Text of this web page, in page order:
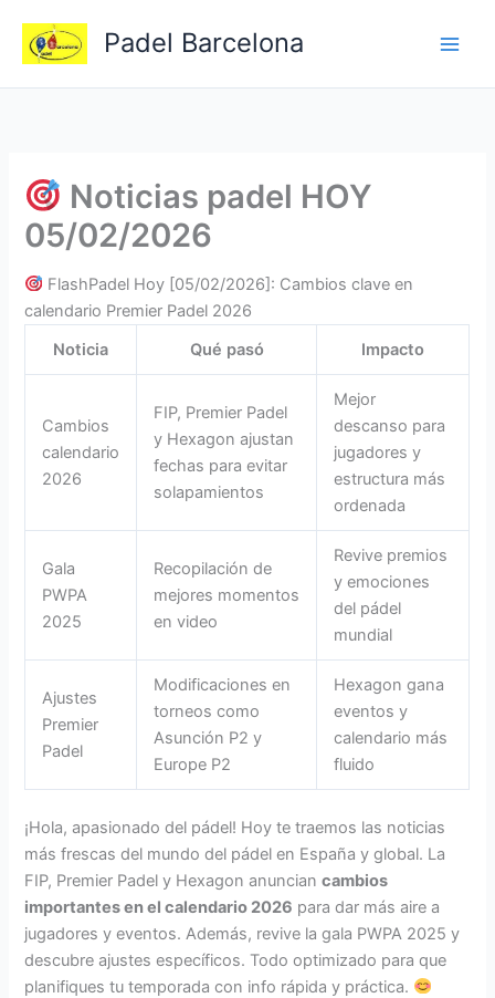
contenido
Padel Barcelona
Noticias padel HOY
05/02/2026
FlashPadel Hoy [05/02/2026]: Cambios clave en
calendario Premier Padel 2026
Noticia
Qué pasó Impacto
Cambios
calendario
2026
FIP, Premier Padel
y Hexagon ajustan
fechas para evitar
solapamientos
Mejor
descanso para
jugadores y
estructura más
ordenada
Gala
PWPA
2025
Recopilación de
mejores momentos
en video
Revive premios
y emociones
del pádel
mundial
Ajustes
Premier
Padel
Modificaciones en
torneos como
Asunción P2 y
Europe P2
Hexagon gana
eventos y
calendario más
fluido
¡Hola, apasionado del pádel! Hoy te traemos las noticias
más frescas del mundo del pádel en España y global. La
FIP, Premier Padel y Hexagon anunciancambios
importantes en el calendario 2026 para dar más aire a
jugadores y eventos. Además, revive la gala PWPA 2025 y
descubre ajustes específicos. Todo optimizado para que
planifiques tu temporada con info rápida y práctica.